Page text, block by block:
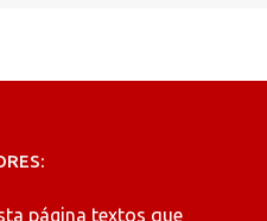
página textos que